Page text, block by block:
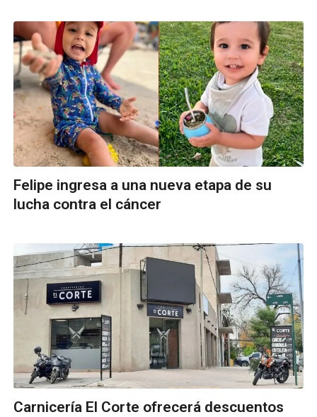
Felipe ingresa a una nueva etapa de su
lucha contra el cáncer
Carnicería El Corte ofrecerá descuentos